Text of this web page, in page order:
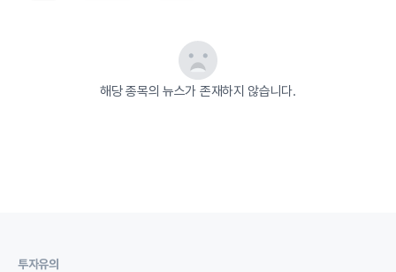
해당 종목의 뉴스가 존재하지 않습니다.
투자유의